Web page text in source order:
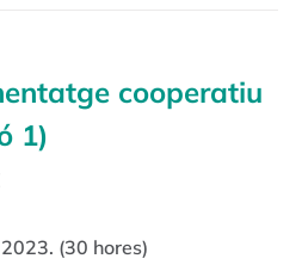
cooperatiu
1)
(30 hores)